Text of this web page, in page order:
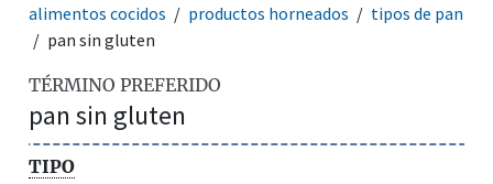
alimentos cocidos
productos horneados
tipos de pan
pan sin gluten
TÉRMINO PREFERIDO
pan sin gluten
TIPO